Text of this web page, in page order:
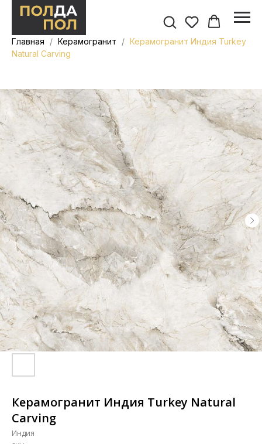
Главная Керамогранит
Керамогранит Индия Turkey
Natural Carving
Керамогранит Индия Turkey Natural
Carving
Индия